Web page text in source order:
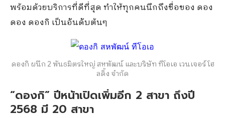
พร้อมด้วยบริการที่ดีที่สุด ทำให้ทุกคนนึกถึงชื่อของ ดอง
ดอง ดองกิ เป็นอันดับต้นๆ
ดองกิ ผนึก 2 พันธมิตรใหญ่ สหพัฒน์ และบริษัท ทีโอเอ เวนเจอร์ โฮ
ลดิ้ง จำกัด
“ดองกิ” ปีหน้าเปิดเพิ่มอีก 2 สาขา ถึงปี
2568 มี 20 สาขา